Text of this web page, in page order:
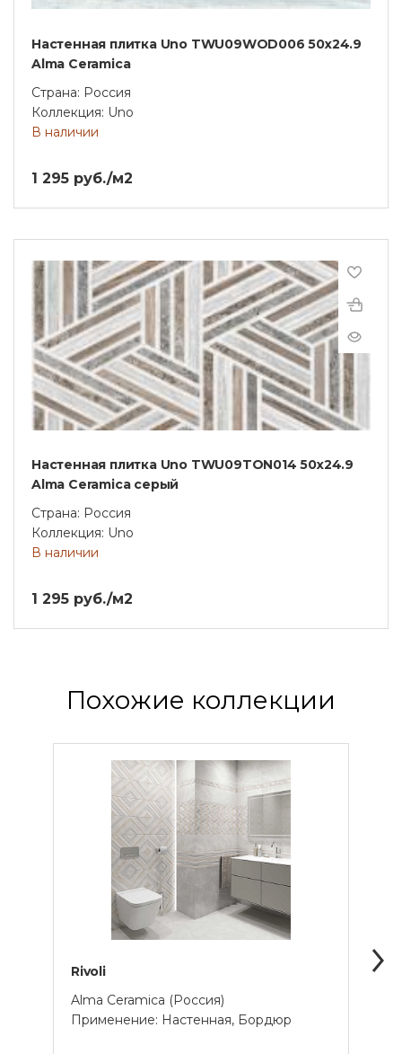
Настенная плитка Uno TWU09WOD006 50х24.9
Alma Ceramica
Страна: Россия
Коллекция: Uno
В наличии
1 295 руб./м2
Настенная плитка Uno TWU09TON014 50х24.9
Alma Ceramica серый
Страна: Россия
Коллекция: Uno
В наличии
1 295 руб./м2
Похожие коллекции
Rivoli
Alma Ceramica (Россия)
Применение: Настенная, Бордюр